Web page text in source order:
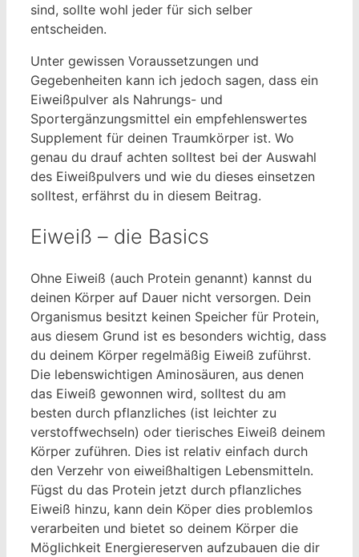
sind, sollte wohl jeder für sich selber
entscheiden.
Unter gewissen Voraussetzungen und
Gegebenheiten kann ich jedoch sagen, dass ein
Eiweißpulver als Nahrungs- und
Sportergänzungsmittel ein empfehlenswertes
Supplement für deinen Traumkörper ist. Wo
genau du drauf achten solltest bei der Auswahl
des Eiweißpulvers und wie du dieses einsetzen
solltest, erfährst du in diesem Beitrag.
Eiweiß – die Basics
Ohne Eiweiß (auch Protein genannt) kannst du
deinen Körper auf Dauer nicht versorgen. Dein
Organismus besitzt keinen Speicher für Protein,
aus diesem Grund ist es besonders wichtig, dass
du deinem Körper regelmäßig Eiweiß zuführst.
Die lebenswichtigen Aminosäuren, aus denen
das Eiweiß gewonnen wird, solltest du am
besten durch pflanzliches (ist leichter zu
verstoffwechseln) oder tierisches Eiweiß deinem
Körper zuführen. Dies ist relativ einfach durch
den Verzehr von eiweißhaltigen Lebensmitteln.
Fügst du das Protein jetzt durch pflanzliches
Eiweiß hinzu, kann dein Köper dies problemlos
verarbeiten und bietet so deinem Körper die
Möglichkeit Energiereserven aufzubauen die dir